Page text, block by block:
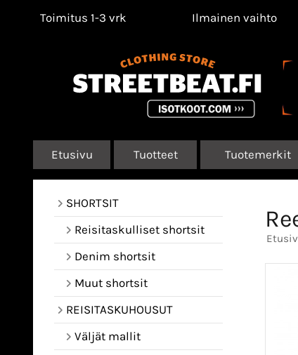
Toimitus 1-3 vrk Ilmainen vaihto
Etusivu Tuotteet Tuotemerkit
SHORTSIT
Reisitaskulliset shortsit
Denim shortsit
Muut shortsit
REISITASKUHOUSUT
Väljät mallit